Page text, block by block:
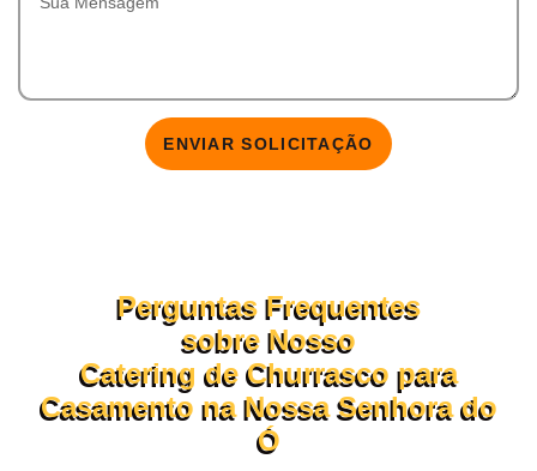
ENVIAR SOLICITAÇÃO
Perguntas Frequentes
sobre Nosso
Catering de Churrasco para
Casamento na Nossa Senhora do
Ó